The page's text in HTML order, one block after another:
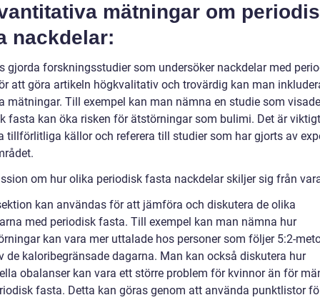
mätningar om
nackdelar:
gjorda forskningsstudier som undersöker nackdelar med
att göra artikeln högkvalitativ och trovärdig kan man
mätningar. Till exempel kan man nämna en studie som
fasta kan öka risken för ätstörningar som bulimi. Det är
tillförlitliga källor och referera till studier som har gjorts av
om hur olika periodisk fasta nackdelar skiljer sig från
kan användas för att jämföra och diskutera de olika
med periodisk fasta. Till exempel kan man nämna hur
kan vara mer uttalade hos personer som följer 5:2-
de kaloribegränsade dagarna. Man kan också diskutera hur
obalanser kan vara ett större problem för kvinnor än för
fasta. Detta kan göras genom att använda punktlistor